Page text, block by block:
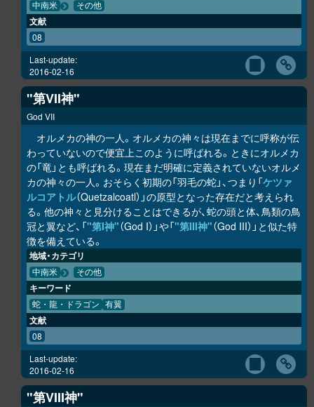
中南米 その他
文献
08
Last-update:
2016-02-16
"第VII神"
God VII
オルメカの神の一人。オルメカの神々は現在までに呼称が伝
わっていないので便宜上このように呼ばれる。ときにオルメカ
の「竜」とも呼ばれる。現在まだ明確に定義されていないオルメ
カの神々の一人。おそらく初期の「羽毛の蛇」、つまり「ケツァ
ルコアトル（Quetzalcoatl）」の原型となった存在だと考えられ
る。他の神々と見分けることはできるが、蛇の頭と体、鳥類の鳥
冠と翼など、「"第I神"（God I）」や「"第III神"（God III）」と似た特
徴を備えている。
地域・カテゴリ
中南米 その他
キーワード
蛇・龍・ドラゴン 有翼
文献
08
Last-update:
2016-02-16
"第VIII神"